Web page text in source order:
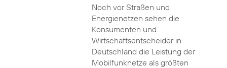
Noch vor Straßen und
Energienetzen sehen die
Konsumenten und
Wirtschaftsentscheider in
Deutschland die Leistung der
Mobilfunknetze als größten